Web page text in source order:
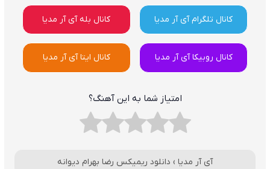
کانال تلگرام آی آر مدیا کانال بله آی آر مدیا
کانال روبیکا آی آر مدیا کانال ایتا آی آر مدیا
امتیاز شما به این آهنگ؟
آی آر مدیا › دانلود ریمیکس رضا بهرام دیوانه